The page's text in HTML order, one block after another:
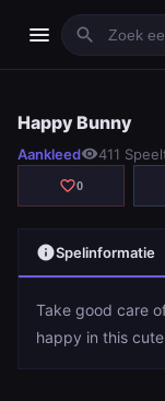
menu search
play_arrowSpelen
Happy Bunny
Aankleedvisibility411
favorite_border0
infoSpelinformatie
Take good care
happy in this